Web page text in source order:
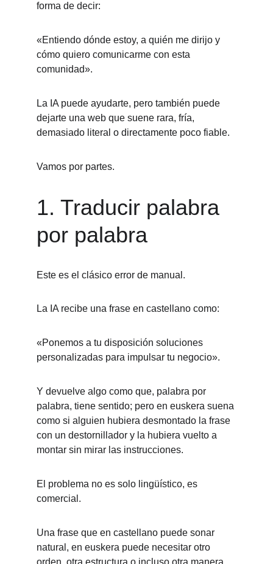
forma de decir:
«Entiendo dónde estoy, a quién me dirijo y
cómo quiero comunicarme con esta
comunidad».
La IA puede ayudarte, pero también puede
dejarte una web que suene rara, fría,
demasiado literal o directamente poco fiable.
Vamos por partes.
1. Traducir palabra
por palabra
Este es el clásico error de manual.
La IA recibe una frase en castellano como:
«Ponemos a tu disposición soluciones
personalizadas para impulsar tu negocio».
Y devuelve algo como que, palabra por
palabra, tiene sentido; pero en euskera suena
como si alguien hubiera desmontado la frase
con un destornillador y la hubiera vuelto a
montar sin mirar las instrucciones.
El problema no es solo lingüístico, es
comercial.
Una frase que en castellano puede sonar
natural, en euskera puede necesitar otro
orden, otra estructura o incluso otra manera